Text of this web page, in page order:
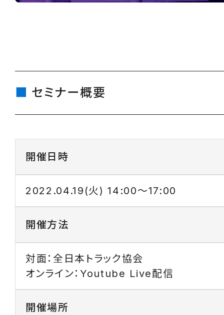
セミナー概要
開催日時
2022.04.19(火) 14:00～17:00
開催方法
対面：全日本トラック協会
オンライン：Youtube Live配信
開催場所